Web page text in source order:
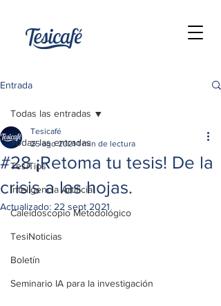
Entrada
Todas las entradas
TesiTips
Inteligencia Artificial
Caleidoscopio Metodológico
TesiNoticias
Boletín
Seminario IA para la investigación
Todas las entradas
#28 ¡Retoma tu tesis! De la
crisis a las hojas.
Tesicafé
25 ago 2021 1 min de lectura
Actualizado: 22 sept 2021